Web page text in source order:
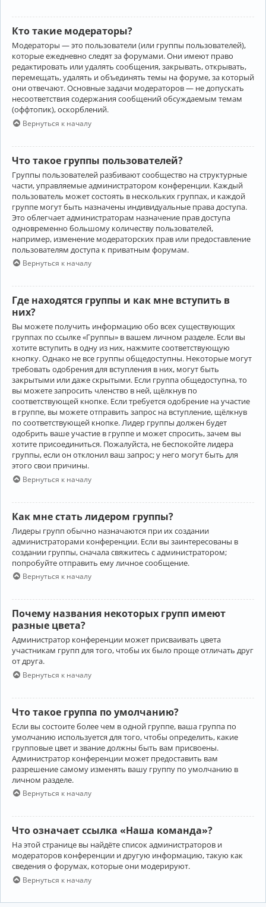
Кто такие модераторы?
Модераторы — это пользователи (или группы пользователей),
которые ежедневно следят за форумами. Они имеют право
редактировать или удалять сообщения, закрывать, открывать,
перемещать, удалять и объединять темы на форуме, за который
они отвечают. Основные задачи модераторов — не допускать
несоответствия содержания сообщений обсуждаемым темам
(оффтопик), оскорблений.
Вернуться к началу
Что такое группы пользователей?
Группы пользователей разбивают сообщество на структурные
части, управляемые администратором конференции. Каждый
пользователь может состоять в нескольких группах, и каждой
группе могут быть назначены индивидуальные права доступа.
Это облегчает администраторам назначение прав доступа
одновременно большому количеству пользователей,
например, изменение модераторских прав или предоставление
пользователям доступа к приватным форумам.
Вернуться к началу
Где находятся группы и как мне вступить в
них?
Вы можете получить информацию обо всех существующих
группах по ссылке «Группы» в вашем личном разделе. Если вы
хотите вступить в одну из них, нажмите соответствующую
кнопку. Однако не все группы общедоступны. Некоторые могут
требовать одобрения для вступления в них, могут быть
закрытыми или даже скрытыми. Если группа общедоступна, то
вы можете запросить членство в ней, щёлкнув по
соответствующей кнопке. Если требуется одобрение на участие
в группе, вы можете отправить запрос на вступление, щёлкнув
по соответствующей кнопке. Лидер группы должен будет
одобрить ваше участие в группе и может спросить, зачем вы
хотите присоединиться. Пожалуйста, не беспокойте лидера
группы, если он отклонил ваш запрос; у него могут быть для
этого свои причины.
Вернуться к началу
Как мне стать лидером группы?
Лидеры групп обычно назначаются при их создании
администраторами конференции. Если вы заинтересованы в
создании группы, сначала свяжитесь с администратором;
попробуйте отправить ему личное сообщение.
Вернуться к началу
Почему названия некоторых групп имеют
разные цвета?
Администратор конференции может присваивать цвета
участникам групп для того, чтобы их было проще отличать друг
от друга.
Вернуться к началу
Что такое группа по умолчанию?
Если вы состоите более чем в одной группе, ваша группа по
умолчанию используется для того, чтобы определить, какие
групповые цвет и звание должны быть вам присвоены.
Администратор конференции может предоставить вам
разрешение самому изменять вашу группу по умолчанию в
личном разделе.
Вернуться к началу
Что означает ссылка «Наша команда»?
На этой странице вы найдёте список администраторов и
модераторов конференции и другую информацию, такую как
сведения о форумах, которые они модерируют.
Вернуться к началу